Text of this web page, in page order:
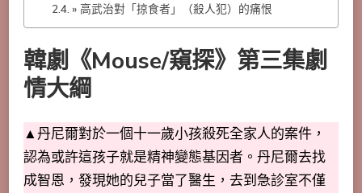
» 高武治對「掠食者」（殺人犯）的痛恨
韓劇《Mouse/窺探》第三集劇
情大綱
▲丹尼爾對於一個十一歲小孩殺死全家人的案件，
認為或許這孩子就是精神變態基因者。丹尼爾去找
成智恩，發現她的兒子當了醫生，去到急診室不僅